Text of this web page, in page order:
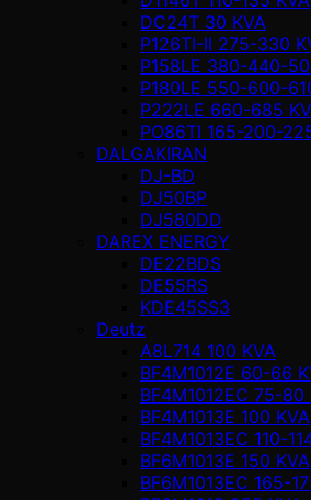
DC24T 30 KVA
P126TI-II 275-330
P158LE 380-440-
P180LE 550-600-
P222LE 660-685
PO86TI 165-200-
DALGAKIRAN
DJ-BD
DJ50BP
DJ580DD
DAREX ENERGY
DE22BDS
DE55RS
KDE45SS3
Deutz
A8L714 100 KVA
BF4M1012E 60-66
BF4M1012EC 75-80
BF4M1013E 100 KVA
BF4M1013EC 110-
BF6M1013E 150 KVA
BF6M1013EC 165-